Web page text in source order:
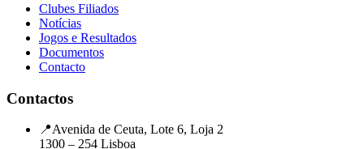
Clubes Filiados
Notícias
Jogos e Resultados
Documentos
Contacto
Contactos
📍Avenida de Ceuta, Lote 6, Loja 2
1300 – 254 Lisboa